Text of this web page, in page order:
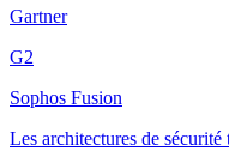
Gartner
G2
Sophos Fusion
Les architectures de